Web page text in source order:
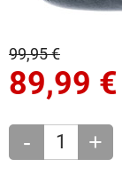
99,95 €
89,99 €
- +